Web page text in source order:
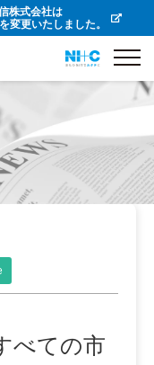
株式会社は
変更いたしました。
べての市